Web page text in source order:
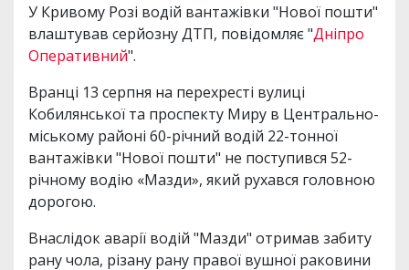
У Кривому Розі водій вантажівки "Нової пошти"
влаштував серйозну ДТП, повідомляє "Дніпро
Оперативний".
Вранці 13 серпня на перехресті вулиці
Кобилянської та проспекту Миру в Центрально-
міському районі 60-річний водій 22-тонної
вантажівки "Нової пошти" не поступився 52-
річному водію «Мазди», який рухався головною
дорогою.
Внаслідок аварії водій "Мазди" отримав забиту
рану чола, різану рану правої вушної раковини